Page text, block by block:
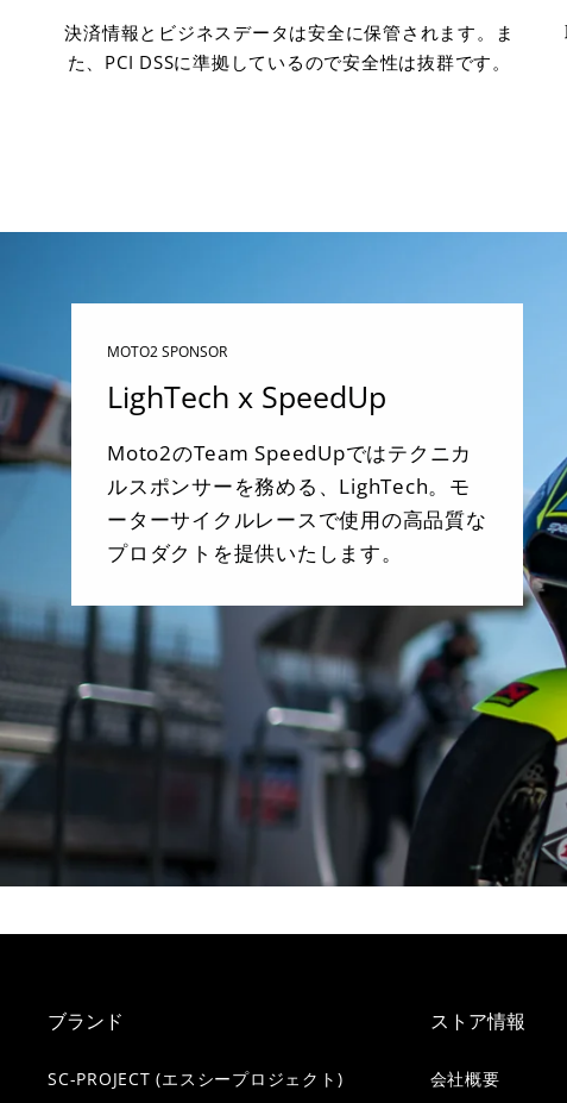
決済情報とビジネスデータは安全に保管されます。ま
た、PCI DSSに準拠しているので安全性は抜群です。
MOTO2 SPONSOR
LighTech x SpeedUp
Moto2のTeam SpeedUpではテクニカ
ルスポンサーを務める、LighTech。モ
ーターサイクルレースで使用の高品質な
プロダクトを提供いたします。
ブランド
SC-PROJECT (エスシープロジェクト)
ストア情報
会社概要